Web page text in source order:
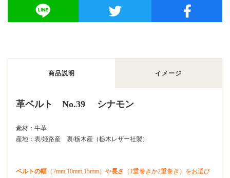
商品説明 イメージ
革ベルト No.39 シナモン
素材：牛革
産地：表/姫路産 裏/栃木産（栃木レザー社製）
ベルトの幅 （7mm,10mm,15mm）や長さ
（1重巻きか2重巻き）をお選び